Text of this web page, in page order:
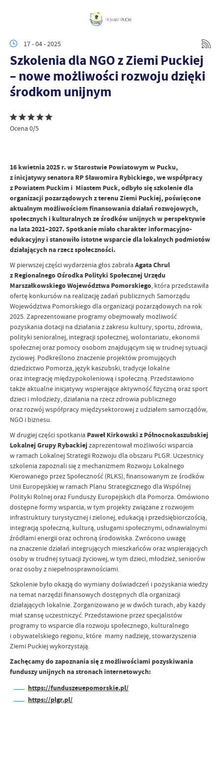
17 - 04 - 2025
Szkolenia dla NGO z Ziemi Puckiej
– nowe możliwości rozwoju dzięki
środkom unijnym
Ocena 0/5
16 kwietnia 2025 r. w Starostwie Powiatowym w Pucku,
z inicjatywy senatora RP Sławomira Rybickiego, we współpracy
z Powiatem Puckim i Miastem Puck, odbyło się szkolenie dla
organizacji pozarządowych z terenu Ziemi Puckiej, poświęcone
aktualnym możliwościom finansowania działań rozwojowych,
społecznych i kulturalnych ze środków unijnych w perspektywie
na lata 2021–2027. Spotkanie miało charakter informacyjno-
edukacyjny i stanowiło istotne wsparcie dla lokalnych podmiotów
działających na rzecz społeczności.
W pierwszej części wydarzenia głos zabrała Agata Chrul
z Regionalnego Ośrodka Polityki Społecznej Urzędu
Marszałkowskiego Województwa Pomorskiego, która przedstawiła
ofertę konkursów na realizację zadań publicznych Samorządu
Województwa Pomorskiego dla organizacji pozarządowych na rok
2025. Zaprezentowane programy obejmowały możliwość
pozyskania dotacji na działania z zakresu kultury, sportu, zdrowia,
polityki senioralnej, integracji społecznej, wolontariatu, ekonomii
społecznej oraz pomocy osobom znajdującym się w trudnej sytuacji
życiowej. Podkreślono znaczenie projektów promujących
dziedzictwo Pomorza, język kaszubski, tradycje lokalne
oraz integrację międzypokoleniową i społeczną. Przedstawiono
także aktualne inicjatywy wspierające aktywność fizyczną oraz sport
dzieci i młodzieży, działania na rzecz zdrowia publicznego
oraz rozwój współpracy międzysektorowej z udziałem samorządów,
NGO i biznesu.
W drugiej części spotkania Paweł Kirkowski z Północnokaszubskiej
Lokalnej Grupy Rybackiej zaprezentował możliwości wsparcia
w ramach Lokalnej Strategii Rozwoju dla obszaru PLGR. Uczestnicy
szkolenia zapoznali się z mechanizmem Rozwoju Lokalnego
Kierowanego przez Społeczność (RLKS), finansowanym ze środków
Unii Europejskiej w ramach Planu Strategicznego dla Wspólnej
Polityki Rolnej oraz Funduszy Europejskich dla Pomorza. Omówiono
dostępne formy wsparcia, w tym projekty związane z rozwojem
infrastruktury turystycznej i zielonej, edukacją i przedsiębiorczością,
integracją społeczną, kulturą, usługami społecznymi, odnawialnymi
źródłami energii oraz ochroną środowiska. Zwrócono uwagę
na znaczenie działań integrujących mieszkańców oraz wspierających
osoby w trudnej sytuacji życiowej, w tym dzieci, młodzież, seniorów
oraz osoby z niepełnosprawnościami.
Szkolenie było okazją do wymiany doświadczeń i pozyskania wiedzy
na temat narzędzi finansowych dostępnych dla organizacji
działających lokalnie. Zorganizowano je w dwóch turach, aby każdy
miał szansę uczestniczyć. Przedstawione przez specjalistów
programy to wsparcie dla rozwoju społecznego, kulturalnego
i obywatelskiego regionu, które mamy nadzieję, stowarzyszenia
Ziemi Puckiej wykorzystają.
Zachęcamy do zapoznania się z możliwościami pozyskiwania
funduszy unijnych na stronach internetowych:
https://funduszeuepomorskie.pl/
https://plgr.pl/